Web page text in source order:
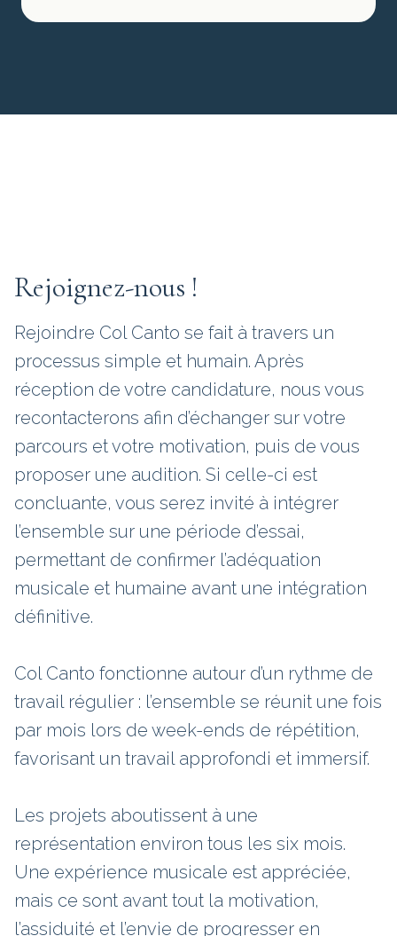
Rejoignez-nous !
Rejoindre Col Canto se fait à travers un
processus simple et humain. Après
réception de votre candidature, nous vous
recontacterons afin d’échanger sur votre
parcours et votre motivation, puis de vous
proposer une audition. Si celle-ci est
concluante, vous serez invité à intégrer
l’ensemble sur une période d’essai,
permettant de confirmer l’adéquation
musicale et humaine avant une intégration
définitive.
Col Canto fonctionne autour d’un rythme de
travail régulier : l’ensemble se réunit une fois
par mois lors de week-ends de répétition,
favorisant un travail approfondi et immersif.
Les projets aboutissent à une
représentation environ tous les six mois.
Une expérience musicale est appréciée,
mais ce sont avant tout la motivation,
l’assiduité et l’envie de progresser en